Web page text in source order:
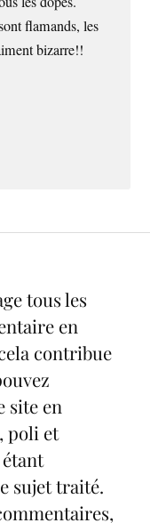
flamands, les
bizarre!!
tous les
en
contribue
site en
poli et
sujet traité.